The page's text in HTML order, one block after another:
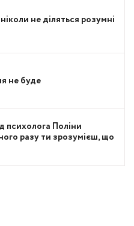
не діляться розумні
не буде
психолога Поліни
разу ти зрозумієш, що